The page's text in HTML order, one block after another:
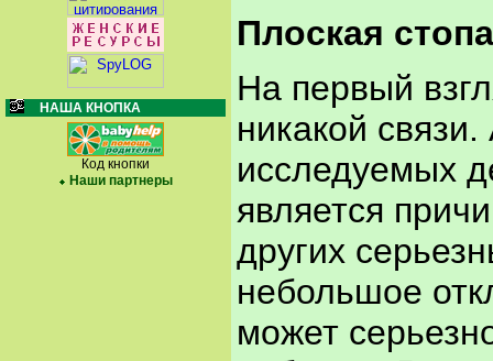
НАША КНОПКА
Код кнопки
Наши партнеры
Плоская
На первый
никакой
исследуемых
является
других
небольшое
может